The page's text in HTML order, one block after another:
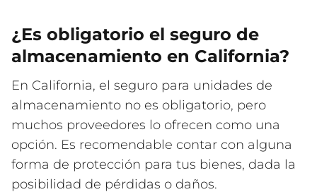
¿Es obligatorio el seguro de
almacenamiento en California?
En California, el seguro para unidades de
almacenamiento no es obligatorio, pero
muchos proveedores lo ofrecen como una
opción. Es recomendable contar con alguna
forma de protección para tus bienes, dada la
posibilidad de pérdidas o daños.